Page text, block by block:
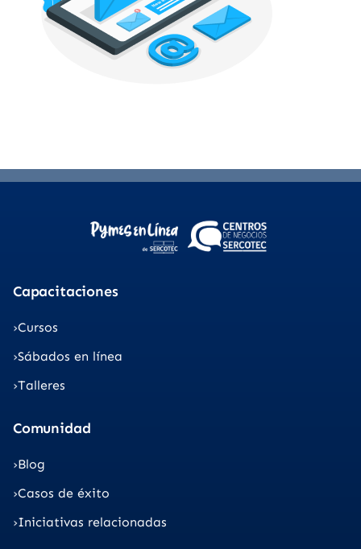
Capacitaciones
Cursos
Sábados en línea
Talleres
Comunidad
Blog
Casos de éxito
Iniciativas relacionadas